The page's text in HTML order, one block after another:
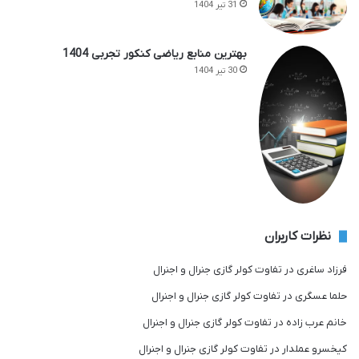
31 تیر 1404
بهترین منابع ریاضی کنکور تجربی 1404
30 تیر 1404
نظرات کاربران
فرزاد ساغری در تفاوت کولر گازی جنرال و اجنرال
حلما عسگری در تفاوت کولر گازی جنرال و اجنرال
خانم عرب زاده در تفاوت کولر گازی جنرال و اجنرال
کیخسرو عملدار در تفاوت کولر گازی جنرال و اجنرال